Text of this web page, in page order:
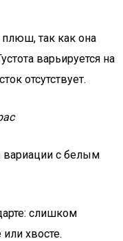
так как она
варьируется на
отсутствует.
вариации с белым
слишком
хвосте.